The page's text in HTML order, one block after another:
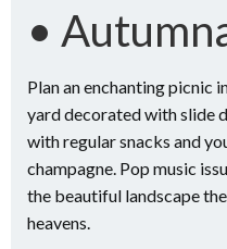
•
Plan an enchanting picnic
yard decorated with slide
with regular snacks and
champagne. Pop music
the beautiful landscape
heavens.